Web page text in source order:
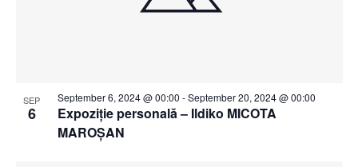
SEP
6
Expoziție personală – Ildiko MICOTA
MAROȘAN
September 6, 2024 @ 00:00 -September 20, 2024 @ 00:00